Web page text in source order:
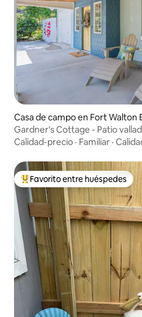
Casa de campo en Fort Walton
Gardner's Cottage - Patio
Calidad-precio · Familiar ·
Favorito entre huéspedes
Favorito entre huéspedes